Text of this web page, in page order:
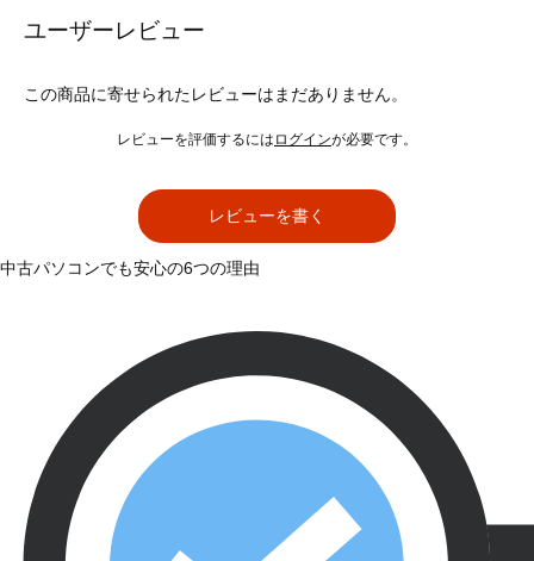
ユーザーレビュー
この商品に寄せられたレビューはまだありません。
レビューを評価するには ログインが必要です。
レビューを書く
中古パソコンでも安心の6つの理由